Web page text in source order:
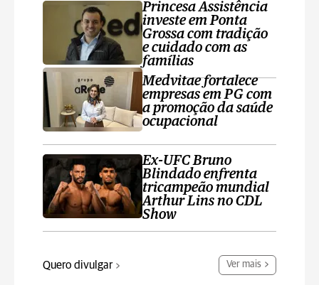
Princesa Assistência
investe em Ponta
Grossa com tradição
e cuidado com as
famílias
Medvitae fortalece
empresas em PG com
a promoção da saúde
ocupacional
Ex-UFC Bruno
Blindado enfrenta
tricampeão mundial
Arthur Lins no CDL
Show
Quero divulgar Ver mais